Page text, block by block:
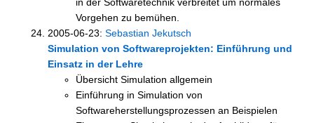
Vorgehen zu bemühen.
2005-06-23: Sebastian Jekutsch
Simulation von Softwareprojekten: Einführung und
Einsatz in der Lehre
Übersicht Simulation allgemein
Einführung in Simulation von
Softwareherstellungsprozessen an Beispielen